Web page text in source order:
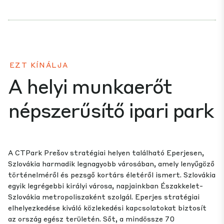
EZT KÍNÁLJA
A helyi munkaerőt
népszerűsítő ipari park
A CTPark Prešov stratégiai helyen található Eperjesen,
Szlovákia harmadik legnagyobb városában, amely lenyűgöző
történelméről és pezsgő kortárs életéről ismert. Szlovákia
egyik legrégebbi királyi városa, napjainkban Északkelet-
Szlovákia metropoliszaként szolgál. Eperjes stratégiai
elhelyezkedése kiváló közlekedési kapcsolatokat biztosít
az ország egész területén. Sőt, a mindössze 70